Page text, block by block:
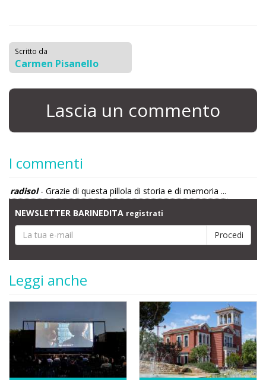
Scritto da
Carmen Pisanello
Lascia un commento
I commenti
radisol- Grazie di questa pillola di storia e di memoria ...
NEWSLETTER BARINEDITA registrati
Leggi anche